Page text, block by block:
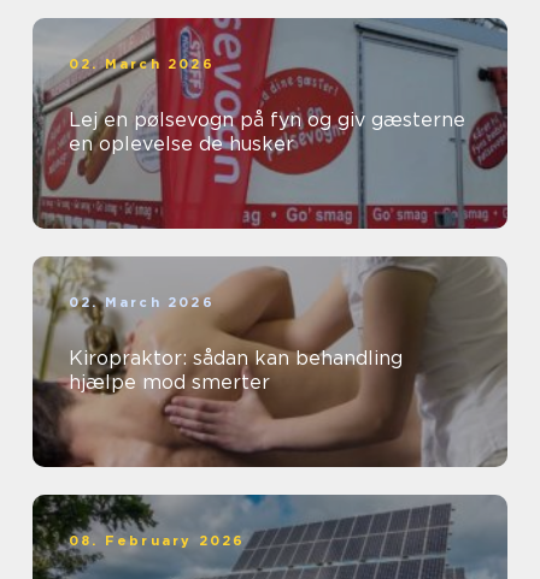
02. March 2026
Lej en pølsevogn på fyn og giv gæsterne
en oplevelse de husker
02. March 2026
Kiropraktor: sådan kan behandling
hjælpe mod smerter
08. February 2026